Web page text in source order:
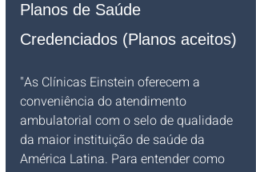
Planos de Saúde
Credenciados (Planos aceitos)
"As Clínicas Einstein oferecem a
conveniência do atendimento
ambulatorial com o selo de qualidade
da maior instituição de saúde da
América Latina. Para entender como